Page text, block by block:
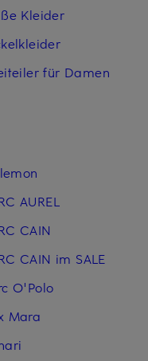
Kleider
für Damen
AUREL
CAIN
CAIN im SALE
O'Polo
Mara